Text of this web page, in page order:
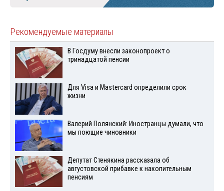
Рекомендуемые материалы
В Госдуму внесли законопроект о
тринадцатой пенсии
Для Visа и Mastercard определили срок
жизни
Валерий Полянский: Иностранцы думали, что
мы поющие чиновники
Депутат Стенякина рассказала об
августовской прибавке к накопительным
пенсиям